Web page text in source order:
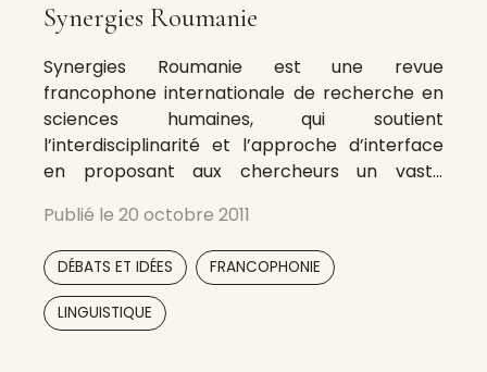
Synergies Roumanie
Synergies Roumanie est une revue
francophone internationale de recherche en
sciences humaines, qui soutient
l’interdisciplinarité et l’approche d’interface
en proposant aux chercheurs un vaste
classes thématiques : Culture et
Communication internationales ; Relations
avec l’ensemble des sciences humaines ;
Éthique et enseignement des langues-cultures
; Sciences du Langage, Littératures
Publié le 20 octobre 2011
DÉBATS ET IDÉES FRANCOPHONIE
LINGUISTIQUE